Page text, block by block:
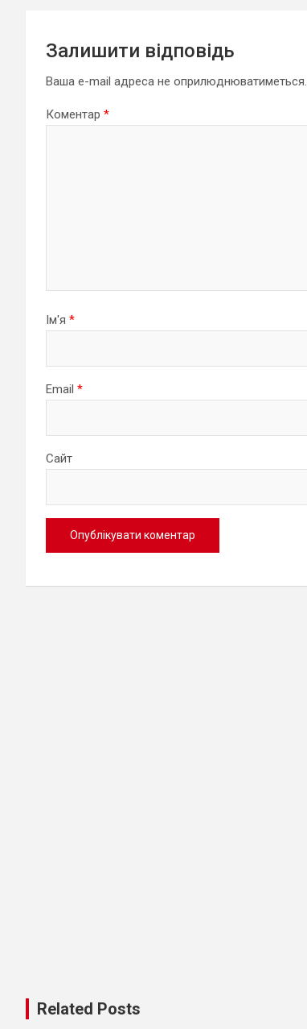
Залишити відповідь
Ваша e-mail адреса не оприлюднюватиметься.
Коментар *
Ім'я *
Email *
Сайт
Related Posts